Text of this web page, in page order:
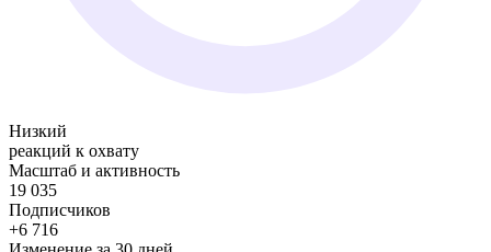
Низкий
реакций к охвату
Масштаб и активность
19 035
Подписчиков
+6 716